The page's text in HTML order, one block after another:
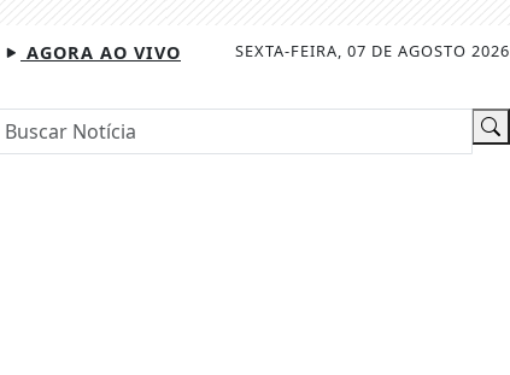
SEXTA-FEIRA, 07 DE AGOSTO 2026
AGORA AO VIVO